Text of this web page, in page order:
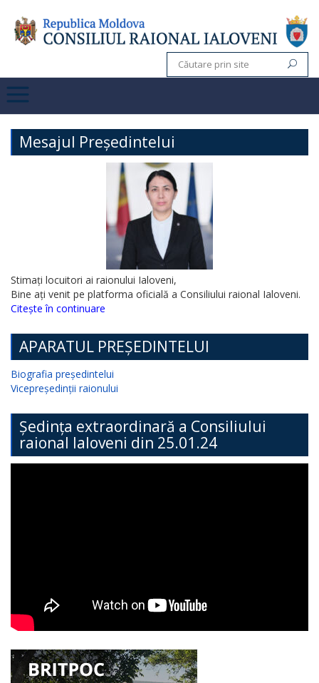
Mesajul Președintelui
Stimați locuitori ai raionului Ialoveni,
Bine ați venit pe platforma oficială a Consiliului raional Ialoveni.
Citește în continuare
APARATUL PREȘEDINTELUI
Biografia președintelui
Vicepreședinții raionului
Ședința extraordinară a Consiliului
raional Ialoveni din 25.01.24